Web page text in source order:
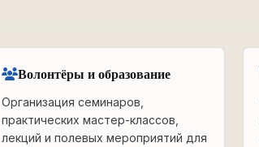
Волонтёры и образование
Организация семинаров,
практических мастер-классов,
лекций и полевых мероприятий для